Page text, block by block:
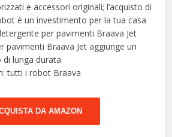
e accessori originali; l’acquisto di
è un investimento per la tua casa
per pavimenti Braava Jet
pavimenti Braava Jet aggiunge un
lunga durata
tutti i robot Braava
DA AMAZON